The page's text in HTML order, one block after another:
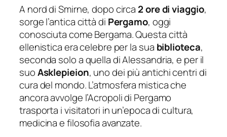
A nord di Smirne, dopo circa 2 ore di viaggio,
sorge l’antica città di Pergamo, oggi
conosciuta come Bergama. Questa città
ellenistica era celebre per la sua biblioteca,
seconda solo a quella di Alessandria, e per il
suoAsklepieion, uno dei più antichi centri di
cura del mondo. L’atmosfera mistica che
ancora avvolge l’Acropoli di Pergamo
trasporta i visitatori in un’epoca di cultura,
medicina e filosofia avanzate.